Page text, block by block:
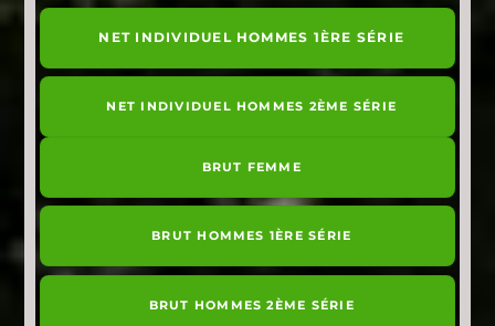
NET INDIVIDUEL HOMMES 1ÈRE SÉRIE
NET INDIVIDUEL HOMMES 2ÈME SÉRIE
BRUT FEMME
BRUT HOMMES 1ÈRE SÉRIE
BRUT HOMMES 2ÈME SÉRIE